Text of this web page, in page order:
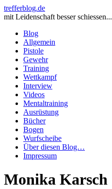
trefferblog.de
mit Leidenschaft besser schiessen...
Blog
Allgemein
Pistole
Gewehr
Training
Wettkampf
Interview
Videos
Mentaltraining
Ausrüstung
Bücher
Bogen
Wurfscheibe
Über diesen Blog…
Impressum
Monika Karsch